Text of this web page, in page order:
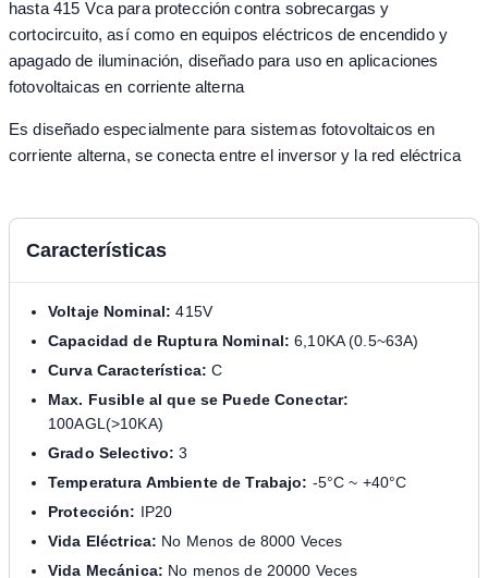
hasta 415 Vca para protección contra sobrecargas y
cortocircuito, así como en equipos eléctricos de encendido y
apagado de iluminación, diseñado para uso en aplicaciones
fotovoltaicas en corriente alterna
Es diseñado especialmente para sistemas fotovoltaicos en
corriente alterna, se conecta entre el inversor y la red eléctrica
Características
Voltaje Nominal: 415V
Capacidad de Ruptura Nominal: 6,10KA (0.5~63A)
Curva Característica: C
Max. Fusible al que se Puede Conectar:
100AGL(>10KA)
Grado Selectivo: 3
Temperatura Ambiente de Trabajo: -5°C ~ +40°C
Protección: IP20
Vida Eléctrica: No Menos de 8000 Veces
Vida Mecánica: No menos de 20000 Veces